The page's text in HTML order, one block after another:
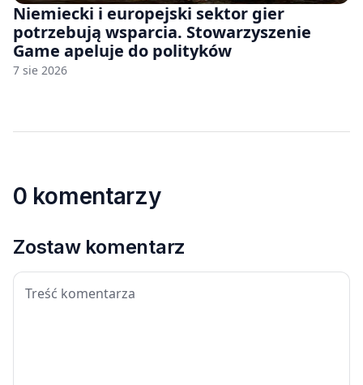
Niemiecki i europejski sektor gier
potrzebują wsparcia. Stowarzyszenie
Game apeluje do polityków
7 sie 2026
0 komentarzy
Zostaw komentarz